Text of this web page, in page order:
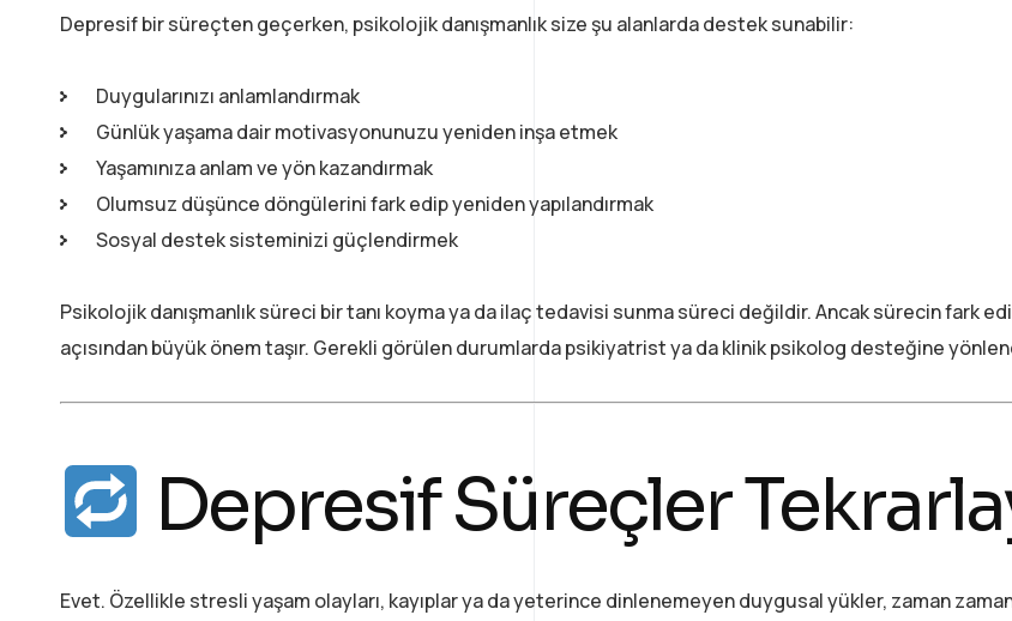
Depresif bir süreçten geçerken, psikolojik danışmanlık size şu alanlarda destek sunabilir:
Duygularınızı anlamlandırmak
Günlük yaşama dair motivasyonunuzu yeniden inşa etmek
Yaşamınıza anlam ve yön kazandırmak
Olumsuz düşünce döngülerini fark edip yeniden yapılandırmak
Sosyal destek sisteminizi güçlendirmek
Psikolojik danışmanlık süreci bir tanı koyma ya da ilaç tedavisi sunma süreci değildir. Ancak sürecin fark
açısından büyük önem taşır. Gerekli görülen durumlarda psikiyatrist ya da klinik psikolog desteğine
Depresif Süreçler
Evet. Özellikle stresli yaşam olayları, kayıplar ya da yeterince dinlenemeyen duygusal yükler, zaman